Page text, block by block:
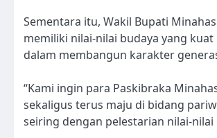
Sementara itu, Wakil Bupati
memiliki nilai-nilai budaya yang
dalam membangun karakter
“Kami ingin para Paskibraka
sekaligus terus maju di bidang
seiring dengan pelestarian nilai-nilai